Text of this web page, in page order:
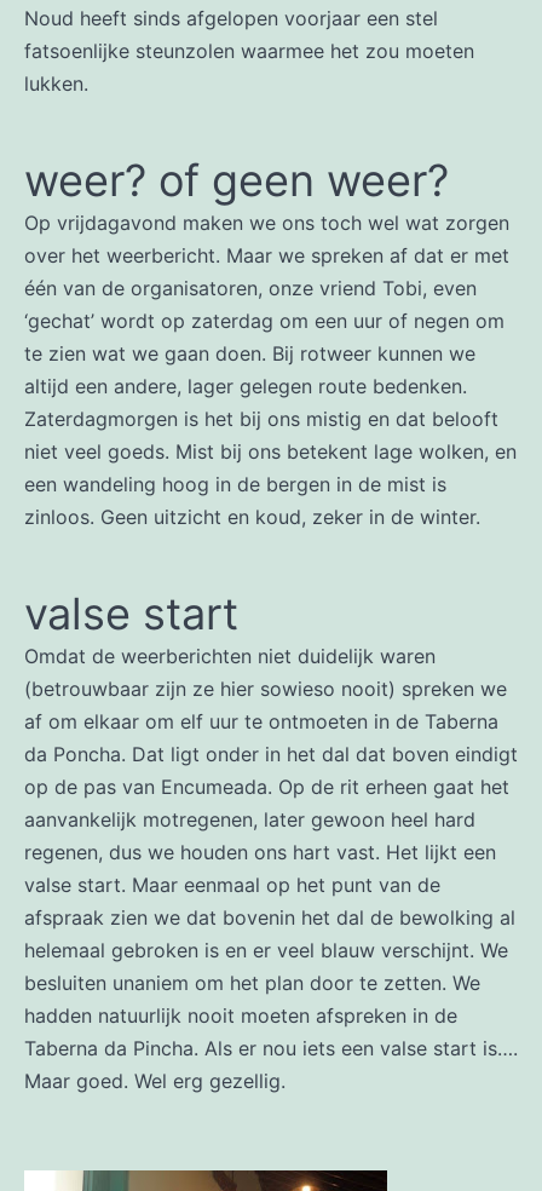
Noud heeft sinds afgelopen voorjaar een stel
fatsoenlijke steunzolen waarmee het zou moeten
lukken.
weer? of geen weer?
Op vrijdagavond maken we ons toch wel wat zorgen
over het weerbericht. Maar we spreken af dat er met
één van de organisatoren, onze vriend Tobi, even
‘gechat’ wordt op zaterdag om een uur of negen om
te zien wat we gaan doen. Bij rotweer kunnen we
altijd een andere, lager gelegen route bedenken.
Zaterdagmorgen is het bij ons mistig en dat belooft
niet veel goeds. Mist bij ons betekent lage wolken, en
een wandeling hoog in de bergen in de mist is
zinloos. Geen uitzicht en koud, zeker in de winter.
valse start
Omdat de weerberichten niet duidelijk waren
(betrouwbaar zijn ze hier sowieso nooit) spreken we
af om elkaar om elf uur te ontmoeten in de Taberna
da Poncha. Dat ligt onder in het dal dat boven eindigt
op de pas van Encumeada. Op de rit erheen gaat het
aanvankelijk motregenen, later gewoon heel hard
regenen, dus we houden ons hart vast. Het lijkt een
valse start. Maar eenmaal op het punt van de
afspraak zien we dat bovenin het dal de bewolking al
helemaal gebroken is en er veel blauw verschijnt. We
besluiten unaniem om het plan door te zetten. We
hadden natuurlijk nooit moeten afspreken in de
Taberna da Pincha. Als er nou iets een valse start is….
Maar goed. Wel erg gezellig.